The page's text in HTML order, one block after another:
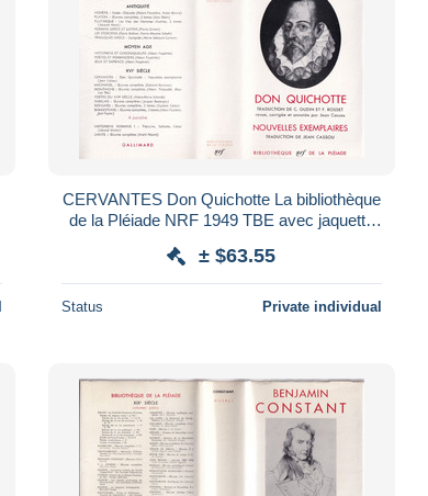
CERVANTES Don Quichotte La bibliothèque
de la Pléiade NRF 1949 TBE avec jaquette
± $63.55
Status Private individual